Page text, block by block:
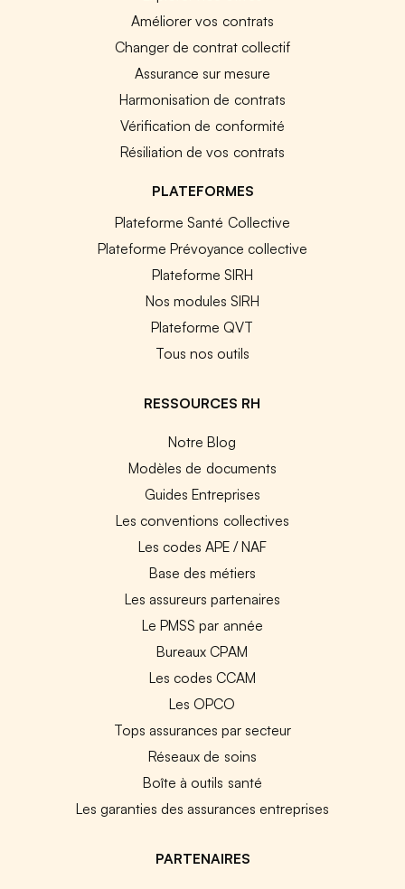
Améliorer vos contrats
Changer de contrat collectif
Assurance sur mesure
Harmonisation de contrats
Vérification de conformité
Résiliation de vos contrats
PLATEFORMES
Plateforme Santé Collective
Plateforme Prévoyance collective
Plateforme SIRH
Nos modules SIRH
Plateforme QVT
Tous nos outils
RESSOURCES RH
Notre Blog
Modèles de documents
Guides Entreprises
Les conventions collectives
Les codes APE / NAF
Base des métiers
Les assureurs partenaires
Le PMSS par année
Bureaux CPAM
Les codes CCAM
Les OPCO
Tops assurances par secteur
Réseaux de soins
Boîte à outils santé
Les garanties des assurances entreprises
PARTENAIRES